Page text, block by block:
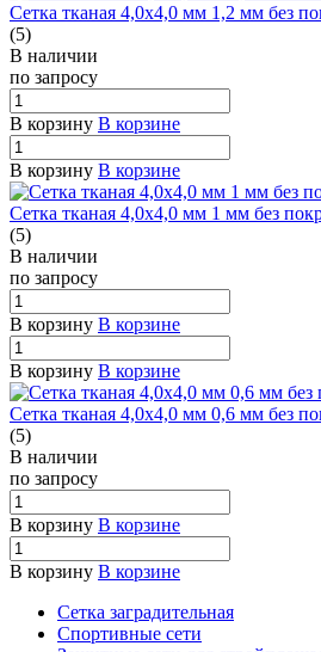
Сетка тканая 4,0х4,0 мм 1,2 мм без
(5)
В наличии
по запросу
В корзину В корзине
В корзину В корзине
Сетка тканая 4,0х4,0 мм 1 мм без
(5)
В наличии
по запросу
В корзину В корзине
В корзину В корзине
Сетка тканая 4,0х4,0 мм 0,6 мм без
(5)
В наличии
по запросу
В корзину В корзине
В корзину В корзине
Сетка заградительная
Спортивные сети